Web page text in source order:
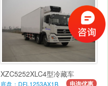
XZC5252XLC4型冷藏车
底盘：DFL1253AX1B 电询优惠